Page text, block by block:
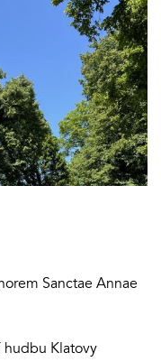
Sanctae Annae
Klatovy